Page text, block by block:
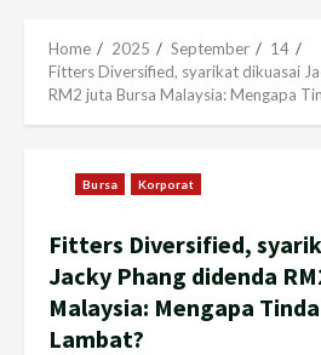
Home 2025 September
14
Fitters Diversified, syarikat dikuasai
RM2 juta Bursa Malaysia: Mengapa
Bursa Korporat
Fitters Diversified,
Jacky Phang didenda
Malaysia: Mengapa
Lambat?